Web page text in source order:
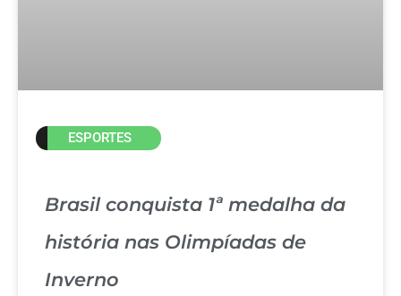
ESPORTES
Brasil conquista 1ª medalha da
história nas Olimpíadas de
Inverno